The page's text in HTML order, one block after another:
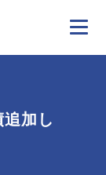
加し